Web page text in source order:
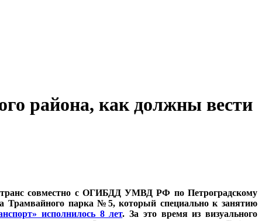
района, как должны вести
совместно с ОГИБДД УМВД РФ по Петроградскому
Трамвайного парка №5, который специально к занятию
исполнилось 8 лет. За это время из визуального